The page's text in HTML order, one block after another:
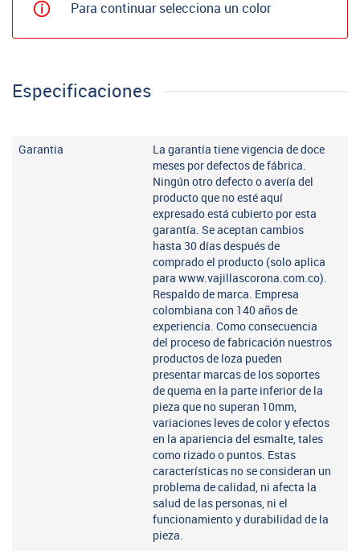
Para continuar selecciona un color
Especificaciones
Garantia
La garantía tiene vigencia de doce
meses por defectos de fábrica.
Ningún otro defecto o avería del
producto que no esté aquí
expresado está cubierto por esta
garantía. Se aceptan cambios
hasta 30 días después de
comprado el producto (solo aplica
para www.vajillascorona.com.co).
Respaldo de marca. Empresa
colombiana con 140 años de
experiencia. Como consecuencia
del proceso de fabricación nuestros
productos de loza pueden
presentar marcas de los soportes
de quema en la parte inferior de la
pieza que no superan 10mm,
variaciones leves de color y efectos
en la apariencia del esmalte, tales
como rizado o puntos. Estas
características no se consideran un
problema de calidad, ni afecta la
salud de las personas, ni el
funcionamiento y durabilidad de la
pieza.